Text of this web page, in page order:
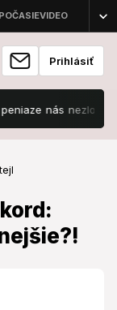
Prihlásiť
nás nezlomili!
Bude